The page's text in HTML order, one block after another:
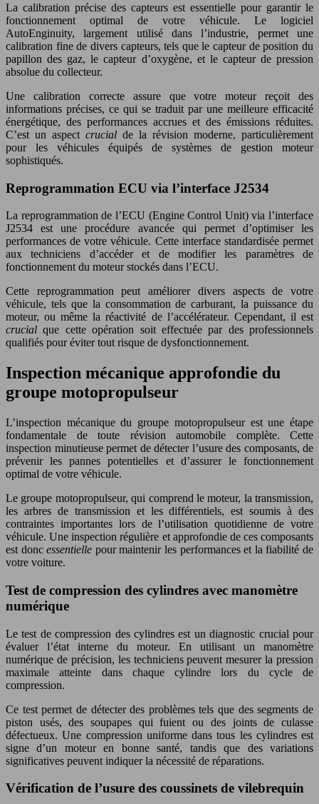
La calibration précise des capteurs est essentielle pour garantir le
fonctionnement optimal de votre véhicule. Le logiciel
AutoEnginuity, largement utilisé dans l’industrie, permet une
calibration fine de divers capteurs, tels que le capteur de position du
papillon des gaz, le capteur d’oxygène, et le capteur de pression
absolue du collecteur.
Une calibration correcte assure que votre moteur reçoit des
informations précises, ce qui se traduit par une meilleure efficacité
énergétique, des performances accrues et des émissions réduites.
C’est un aspect crucial de la révision moderne, particulièrement
pour les véhicules équipés de systèmes de gestion moteur
sophistiqués.
Reprogrammation ECU via l’interface J2534
La reprogrammation de l’ECU (Engine Control Unit) via l’interface
J2534 est une procédure avancée qui permet d’optimiser les
performances de votre véhicule. Cette interface standardisée permet
aux techniciens d’accéder et de modifier les paramètres de
fonctionnement du moteur stockés dans l’ECU.
Cette reprogrammation peut améliorer divers aspects de votre
véhicule, tels que la consommation de carburant, la puissance du
moteur, ou même la réactivité de l’accélérateur. Cependant, il est
crucialque cette opération soit effectuée par des professionnels
qualifiés pour éviter tout risque de dysfonctionnement.
Inspection mécanique approfondie du
groupe motopropulseur
L’inspection mécanique du groupe motopropulseur est une étape
fondamentale de toute révision automobile complète. Cette
inspection minutieuse permet de détecter l’usure des composants, de
prévenir les pannes potentielles et d’assurer le fonctionnement
optimal de votre véhicule.
Le groupe motopropulseur, qui comprend le moteur, la transmission,
les arbres de transmission et les différentiels, est soumis à des
contraintes importantes lors de l’utilisation quotidienne de votre
véhicule. Une inspection régulière et approfondie de ces composants
est doncessentielle pour maintenir les performances et la fiabilité de
votre voiture.
Test de compression des cylindres avec manomètre
numérique
Le test de compression des cylindres est un diagnostic crucial pour
évaluer l’état interne du moteur. En utilisant un manomètre
numérique de précision, les techniciens peuvent mesurer la pression
maximale atteinte dans chaque cylindre lors du cycle de
compression.
Ce test permet de détecter des problèmes tels que des segments de
piston usés, des soupapes qui fuient ou des joints de culasse
défectueux. Une compression uniforme dans tous les cylindres est
signe d’un moteur en bonne santé, tandis que des variations
significatives peuvent indiquer la nécessité de réparations.
Vérification de l’usure des coussinets de vilebrequin